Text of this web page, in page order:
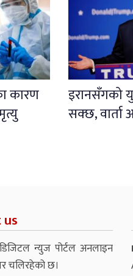
कारण
इरानसँगको
सक्छ, वार्ता
डिजिटल न्युज पोर्टल अनलाइन
चलिरहेको छ।